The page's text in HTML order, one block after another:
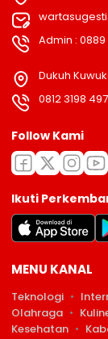
Admin :
Dukuh
0812 3198
Follow Kami
Ikuti
MENU KANAL
Teknologi
Olahraga
Kesehatan